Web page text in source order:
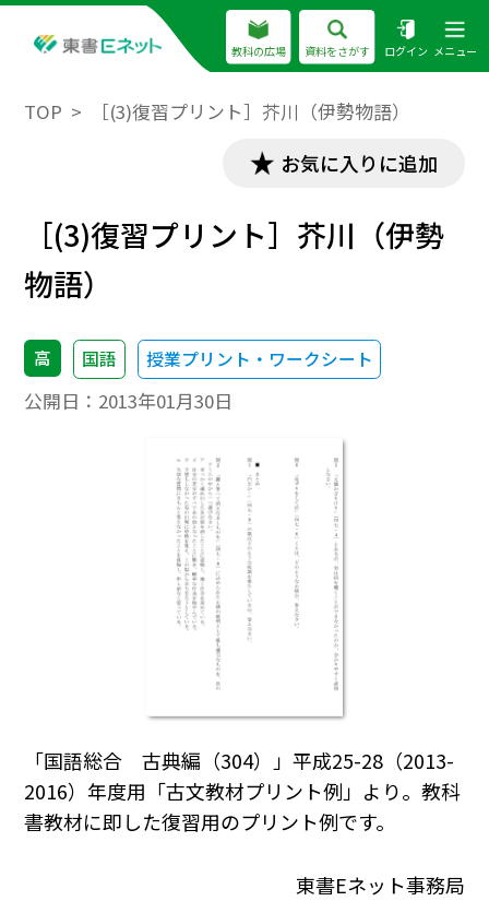
教科の広場 資料をさがす ログイン メニュー
TOP ［(3)復習プリント］芥川（伊勢物語）
お気に入りに追加
［(3)復習プリント］芥川（伊勢
物語）
高 国語 授業プリント・ワークシート
公開日： 2013年01月30日
「国語総合 古典編（304）」平成25-28（2013-
2016）年度用「古文教材プリント例」より。教科
書教材に即した復習用のプリント例です。
東書Eネット事務局